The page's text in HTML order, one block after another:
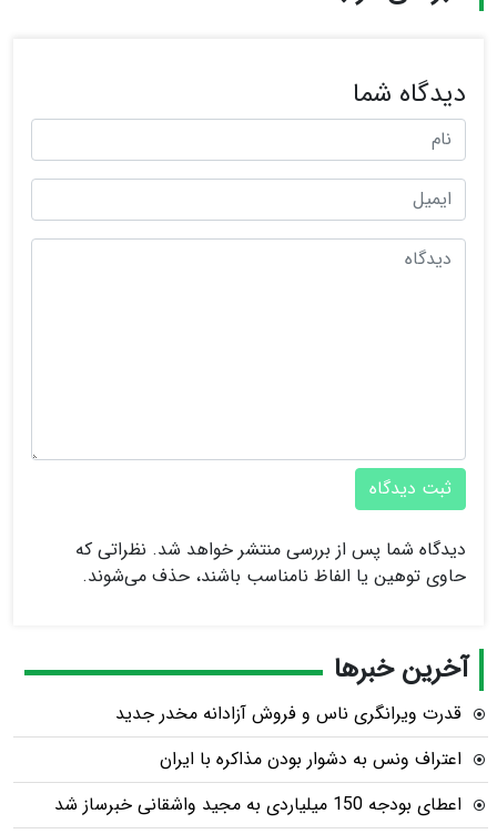
دیدگاه شما
ثبت دیدگاه
دیدگاه شما پس از بررسی منتشر خواهد شد. نظراتی که
حاوی توهین یا الفاظ نامناسب باشند، حذف می‌شوند.
آخرین خبرها
قدرت ویرانگری ناس و فروش آزادانه مخدر جدید
اعتراف ونس به دشوار بودن مذاکره با ایران
اعطای بودجه 150 میلیاردی به مجید واشقانی خبرساز شد